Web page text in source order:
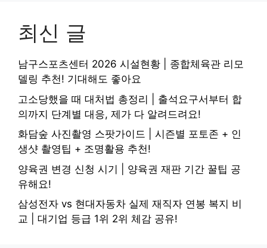
최신 글
남구스포츠센터 2026 시설현황 | 종합체육관 리모
델링 추천! 기대해도 좋아요
고소당했을 때 대처법 총정리 | 출석요구서부터 합
의까지 단계별 대응, 제가 다 알려드려요!
화담숲 사진촬영 스팟가이드 | 시즌별 포토존 + 인
생샷 촬영팁 + 조명활용 추천!
양육권 변경 신청 시기 | 양육권 재판 기간 꿀팁 공
유해요!
삼성전자 vs 현대자동차 실제 재직자 연봉 복지 비
교 | 대기업 등급 1위 2위 체감 공유!